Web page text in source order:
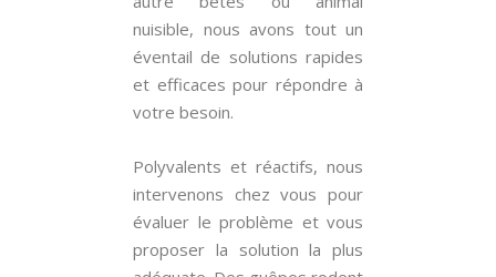
nuisible, nous avons tout un
éventail de solutions rapides
et efficaces pour répondre à
votre besoin.
Polyvalents et réactifs, nous
intervenons chez vous pour
évaluer le problème et vous
proposer la solution la plus